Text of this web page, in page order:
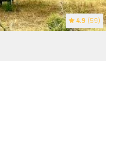
4.9 (59)